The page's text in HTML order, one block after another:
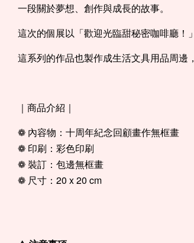
一段關於夢想、創作與成長的故事。
這次的個展以「歡迎光臨甜秘密咖啡廳！
這系列的作品也製作成生活文具用品周
｜商品介紹｜
❁ 內容物：十周年紀念回顧畫作無框畫
❁ 印刷：彩色印刷
❁ 裝訂：包邊無框畫
❁ 尺寸：20 x 20 cm